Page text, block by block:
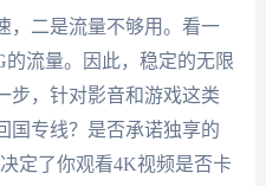
，二是流量不够用。看一
流量。因此，稳定的无限
步，针对影音和游戏这类
国专线？是否承诺独享的
定了你观看4K视频是否卡